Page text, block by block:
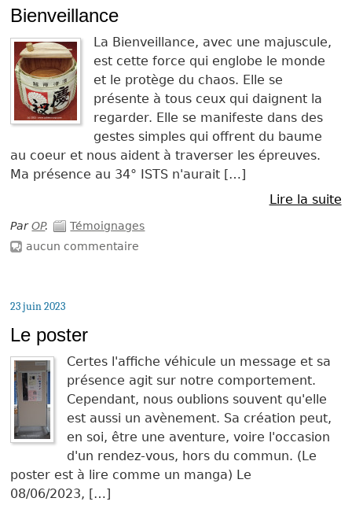
Bienveillance
La Bienveillance, avec une majuscule,
est cette force qui englobe le monde
et le protège du chaos. Elle se
présente à tous ceux qui daignent la
regarder. Elle se manifeste dans des
gestes simples qui offrent du baume
au coeur et nous aident à traverser les épreuves.
Ma présence au 34° ISTS n'aurait […]
Lire la suite
ParOP.
Témoignages
aucun commentaire
23 juin 2023
Le poster
Certes l'affiche véhicule un message et sa
présence agit sur notre comportement.
Cependant, nous oublions souvent qu'elle
est aussi un avènement. Sa création peut,
en soi, être une aventure, voire l'occasion
d'un rendez-vous, hors du commun. (Le
poster est à lire comme un manga) Le
08/06/2023, […]